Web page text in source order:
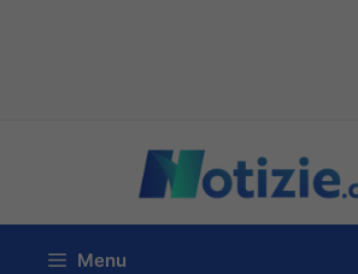
contenuto
Menu